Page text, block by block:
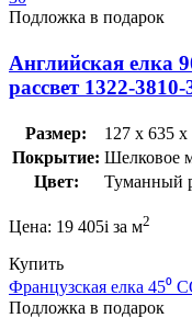
Подложка в подарок
Английская елка
рассвет 1322-3810-
Размер:
127 x 635 x
Покрытие: Шелковое
Цвет:
Туманный
Цена: 19 405i за м2
Купить
Французская елка 45⁰
Подложка в подарок